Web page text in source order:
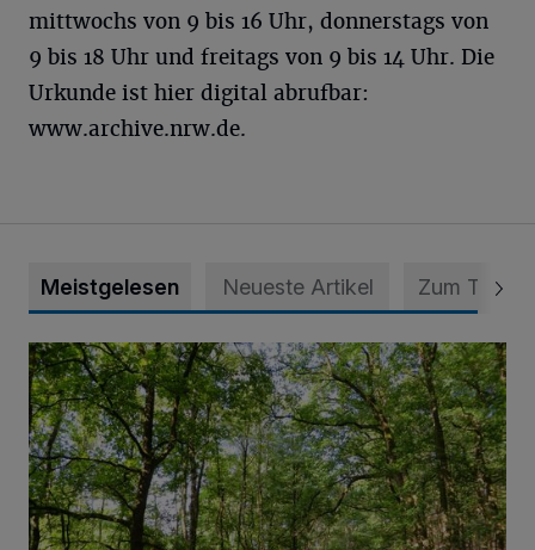
mittwochs von 9 bis 16 Uhr, donnerstags von
9 bis 18 Uhr und freitags von 9 bis 14 Uhr. Die
Urkunde ist hier digital abrufbar:
www.archive.nrw.de.
Meistgelesen Neueste Artikel Zum Thema
Sommertour durch Naturpark